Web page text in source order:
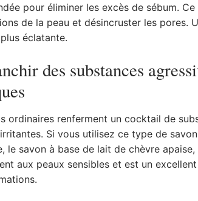
pour éliminer les excès de sébum.
de la peau et désincruster les pores.
éclatante.
des substances
ordinaires renferment un cocktail de
Si vous utilisez ce type de
le savon à base de lait de chèvre
aux peaux sensibles et est un